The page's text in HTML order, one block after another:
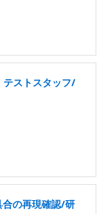
テストスタッフ/
の再現確認/研